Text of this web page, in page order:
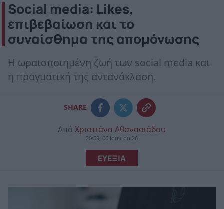
Social media: Likes,
επιβεβαίωση και το
συναίσθημα της απομόνωσης
Η ωραιοποιημένη ζωή των social media και
η πραγματική της αντανάκλαση.
SHARE
Από Χριστιάνα Αθανασιάδου
20:59, 06 Ιουνίου 26
ΕΥΕΞΙΑ